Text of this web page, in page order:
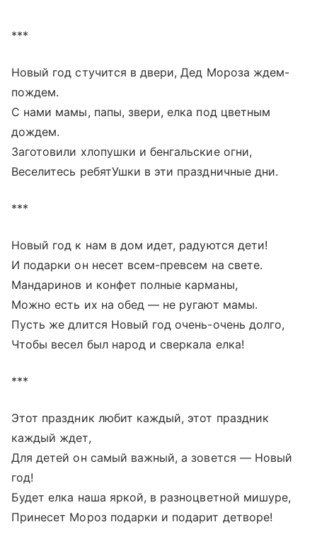
***
Новый год стучится в двери, Дед Мороза ждем-
пождем.
С нами мамы, папы, звери, елка под цветным
дождем.
Заготовили хлопушки и бенгальские огни,
Веселитесь ребятУшки в эти праздничные дни.
***
Новый год к нам в дом идет, радуются дети!
И подарки он несет всем-превсем на свете.
Мандаринов и конфет полные карманы,
Можно есть их на обед — не ругают мамы.
Пусть же длится Новый год очень-очень долго,
Чтобы весел был народ и сверкала елка!
***
Этот праздник любит каждый, этот праздник
каждый ждет,
Для детей он самый важный, а зовется — Новый
год!
Будет елка наша яркой, в разноцветной мишуре,
Принесет Мороз подарки и подарит детворе!